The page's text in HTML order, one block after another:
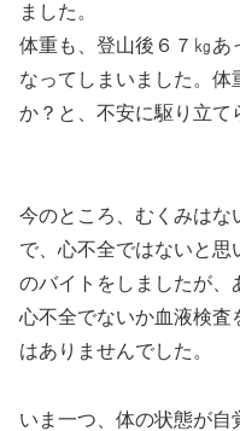
ました。
体重も、登山後６７㎏あ
なってしまいました。体
か？と、不安に駆り立て
今のところ、むくみはな
で、心不全ではないと
のバイトをしましたが、
心不全でないか血液検査
はありませんでした。
いま一つ、体の状態が自